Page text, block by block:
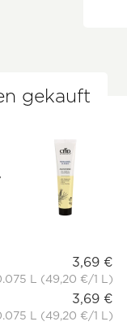
gekauft
3,69 €
L (49,20 €/1 L)
3,69 €
L (49,20 €/1 L)